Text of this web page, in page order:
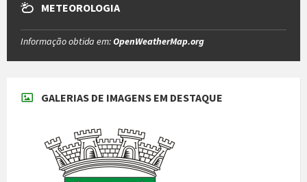
METEOROLOGIA
Informação obtida em:OpenWeatherMap.org
GALERIAS DE IMAGENS EM DESTAQUE